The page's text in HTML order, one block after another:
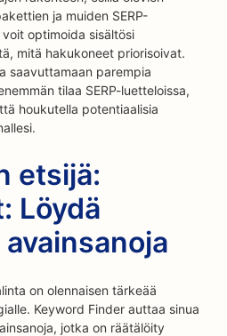
ja muiden SERP-
optimoida sisältösi
mitä hakukoneet priorisoivat.
saavuttamaan parempia
tilaa SERP-luetteloissa,
houkutella potentiaalisia
etsijä:
Löydä
on olennaisen tärkeää
Keyword Finder auttaa sinua
jotka on räätälöity